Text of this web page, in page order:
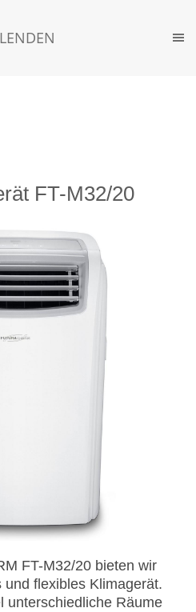
FT-M32/20
FT-M32/20 bieten wir
flexibles Klimagerät.
unterschiedliche Räume